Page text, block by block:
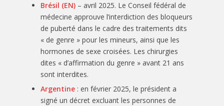
Brésil (EN) – avril 2025. Le Conseil fédéral de
médecine approuve l’interdiction des bloqueurs
de puberté dans le cadre des traitements dits
« de genre » pour les mineurs, ainsi que les
hormones de sexe croisées. Les chirurgies
dites « d’affirmation du genre » avant 21 ans
sont interdites.
Argentine : en février 2025, le président a
signé un décret excluant les personnes de